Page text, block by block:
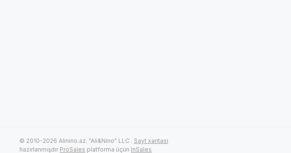
© 2010-2026 Alinino.az. "Ali&Nino" LLC . Sayt xəritəsi
hazırlanmışdır ProSales platforma üçün InSales